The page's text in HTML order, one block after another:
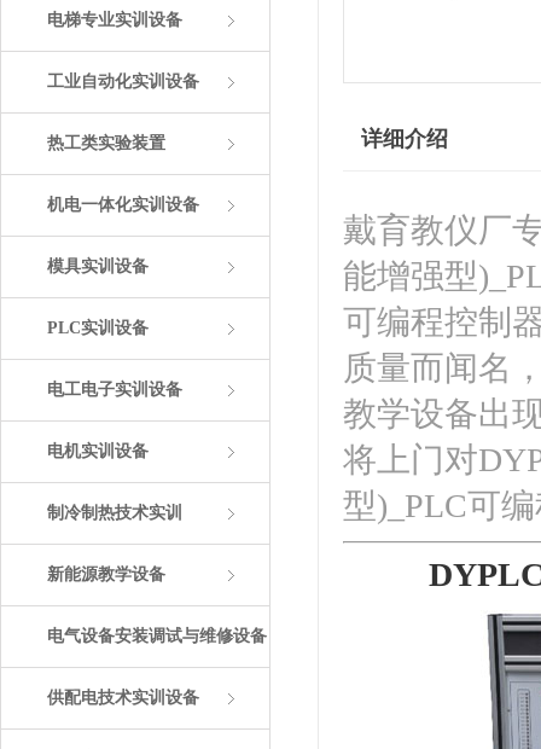
电梯专业实训设备
工业自动化实训设备
热工类实验装置
机电一体化实训设备
模具实训设备
PLC实训设备
电工电子实训设备
电机实训设备
制冷制热技术实训
新能源教学设备
电气设备安装调试与维修设备
供配电技术实训设备
详细介绍
戴育教仪厂
能增强型
可编程控制
质量而闻名
教学设备出
将上门对
型)_PLC可